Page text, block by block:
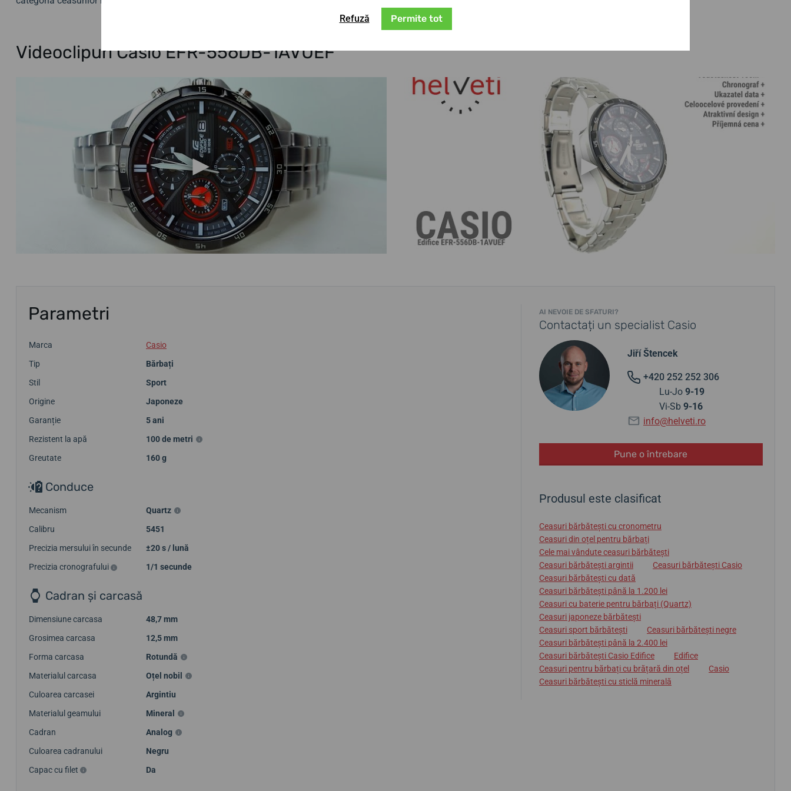
Videoclipuri Casio EFR-556DB-1AVUEF
Parametri
Marca
Casio
Tip
Bărbați
Stil
Sport
Origine
Japoneze
Garanție
5 ani
Rezistent la apă
100 de metri
Greutate
160 g
Conduce
Mecanism
Quartz
Calibru
5451
Precizia mersului în secunde
±20 s / lună
Precizia cronografului
1/1 secunde
Cadran și carcasă
Dimensiune carcasa
48,7 mm
Grosimea carcasa
12,5 mm
Forma carcasa
Rotundă
Materialul carcasa
Oțel nobil
Culoarea carcasei
Argintiu
Materialul geamului
Mineral
Cadran
Analog
Culoarea cadranului
Negru
Capac cu filet
Da
AI NEVOIE DE SFATURI?
Contactați un specialist Casio
Jiří Štencek
+420 252 252 306
Lu-Jo 9-19
Vi-Sb 9-16
info@helveti.ro
Pune o întrebare
Produsul este clasificat
Ceasuri bărbătești cu cronometru
Ceasuri din oțel pentru bărbați
Cele mai vândute ceasuri bărbătești
Ceasuri bărbătești argintii
Ceasuri bărbătești Casio
Ceasuri bărbătești cu dată
Ceasuri bărbătești până la 1.200 lei
Ceasuri cu baterie pentru bărbați (Quartz)
Ceasuri japoneze bărbătești
Ceasuri sport bărbătești
Ceasuri bărbătești negre
Ceasuri bărbătești până la 2.400 lei
Ceasuri bărbătești Casio Edifice
Edifice
Ceasuri pentru bărbați cu brățară din oțel
Casio
Ceasuri bărbătești cu sticlă minerală
Refuză Permite tot